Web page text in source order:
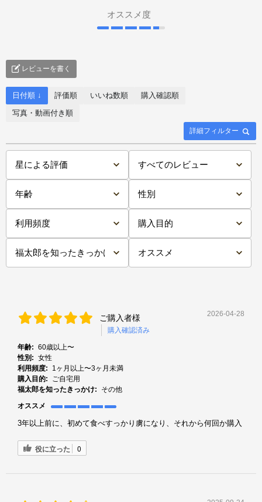
オススメ度
レビューを書く
詳細フィルター
日付順 ↓ 評価順 いいね数順
購入確認順
写真・動画付き順
ご購入者様
購入確認済み
2026-04-28
年齢: 60歳以上〜
性別: 女性
利用頻度:
1ヶ月以上〜3ヶ月未満
購入目的:
ご自宅用
福太郎を知ったきっかけ:
その他
オススメ
3年以上前に、初めて食べすっかり虜になり、それから何回か購入
役に立った 0